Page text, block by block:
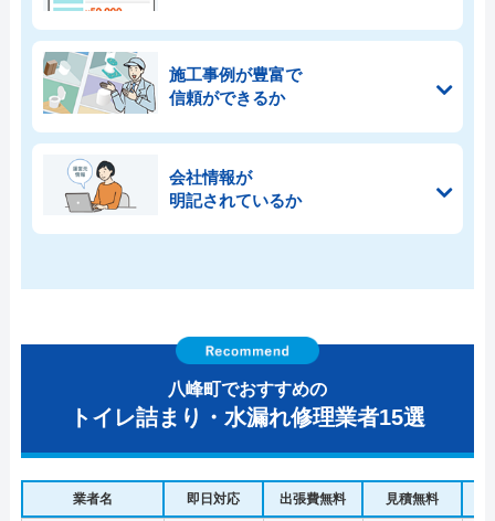
施工事例が豊富で
信頼ができるか
会社情報が
明記されているか
八峰町でおすすめの
トイレ詰まり・水漏れ修理業者15選
業者名 即日対応 出張費無料 見積無料